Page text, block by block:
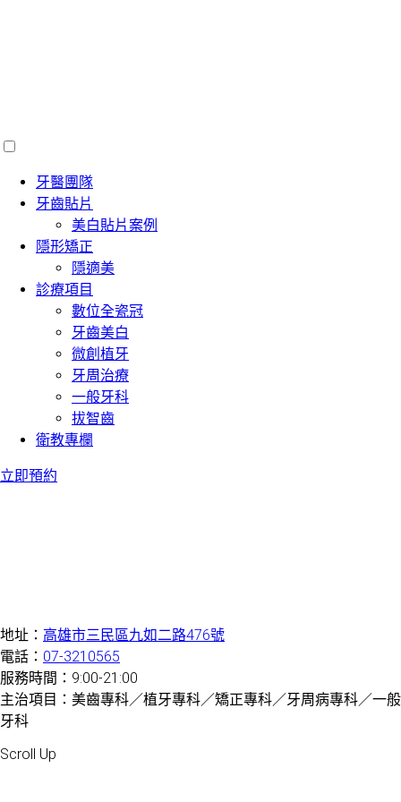
牙醫團隊
牙齒貼片
美白貼片案例
隱形矯正
隱適美
診療項目
數位全瓷冠
牙齒美白
微創植牙
牙周治療
一般牙科
拔智齒
衛教專欄
立即預約
地址： 高雄市三民區九如二路476號
電話： 07-3210565
服務時間：9:00-21:00
主治項目：美齒專科／植牙專科／矯正專科／牙周病專科／一般
牙科
Scroll Up